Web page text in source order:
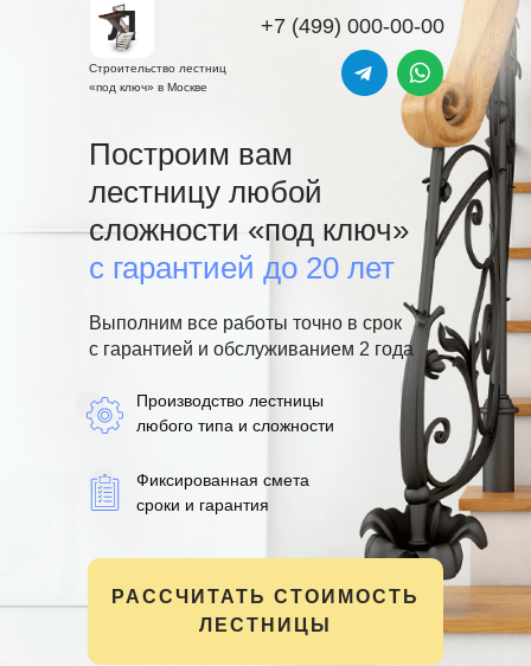
Л
Построим вам
лестницу любой
сложности «под ключ»
с гарантией до 20 лет
Выполним все работы точно в срок
с гарантией и обслуживанием 2 года
РАССЧИТАТЬ СТОИМОСТЬ
ЛЕСТНИЦЫ
+7 (499) 000-00-00
Строительство лестниц
«под ключ» в Москве
Фиксированная смета
сроки и гарантия
Производство лестницы
любого типа и сложности